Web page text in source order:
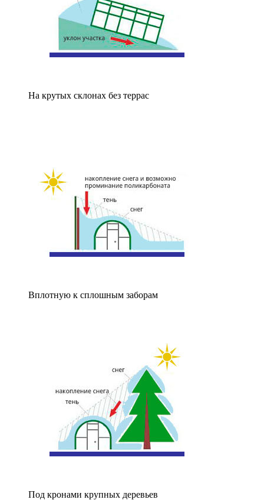
На крутых склонах без террас
Вплотную к сплошным заборам
Под кронами крупных деревьев